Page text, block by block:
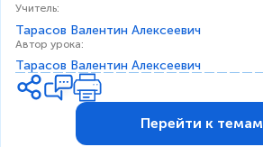
Учитель:
Тарасов Валентин Алексеевич
Автор урока:
Тарасов Валентин Алексеевич
Перейти к темам